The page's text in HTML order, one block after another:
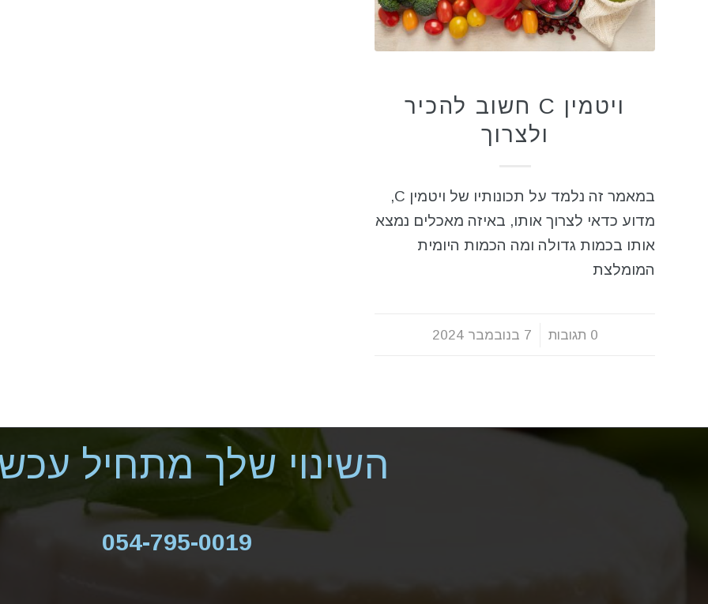
ויטמין C חשוב להכיר
ולצרוך
במאמר זה נלמד על תכונותיו של ויטמין C,
מדוע כדאי לצרוך אותו, באיזה מאכלים נמצא
אותו בכמות גדולה ומה הכמות היומית
המומלצת
0 תגובות
/ 7 בנובמבר 2024
השינוי שלך מתחיל
054-795-0019